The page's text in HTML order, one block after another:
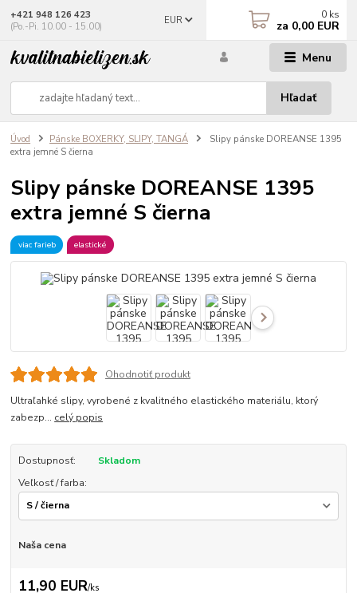
Menu
EUR
Hľadať
+421 948 126 423
(Po.-Pi. 10.00 - 15.00)
0 ks
za 0,00 EUR
Úvod Pánske BOXERKY, SLIPY, TANGÁ
Slipy pánske DOREANSE 1395
extra jemné S čierna
Slipy pánske DOREANSE 1395
extra jemné S čierna
viac farieb elastické
Ohodnotiť produkt
Ultraľahké slipy, vyrobené z kvalitného elastického materiálu, ktorý
zabezp... celý popis
Dostupnosť:
Skladom
Veľkosť / farba:
Naša cena
11,90 EUR/ks